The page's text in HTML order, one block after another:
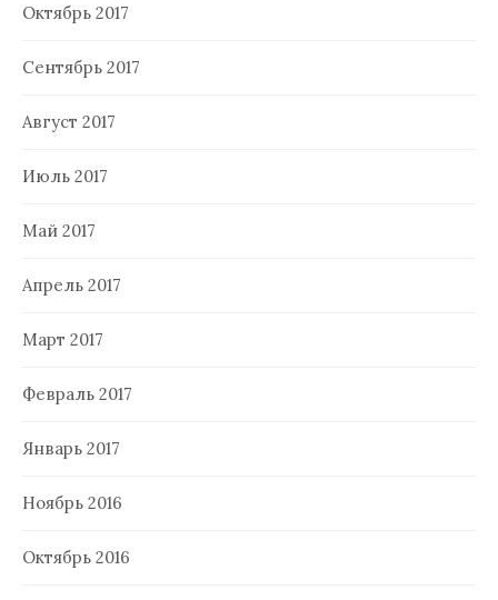
Октябрь 2017
Сентябрь 2017
Август 2017
Июль 2017
Май 2017
Апрель 2017
Март 2017
Февраль 2017
Январь 2017
Ноябрь 2016
Октябрь 2016